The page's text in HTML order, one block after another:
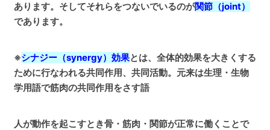
あります。そしてそれらをつないでいるのが関節（joint）
であります。
※シナジー（synergy）効果とは、全体的効果を大きくする
ために行なわれる共同作用、共同活動。元来は生理・生物
学用語で筋肉の共同作用をさす語
人が動作を起こすとき骨・筋肉・関節が正常に働くことで